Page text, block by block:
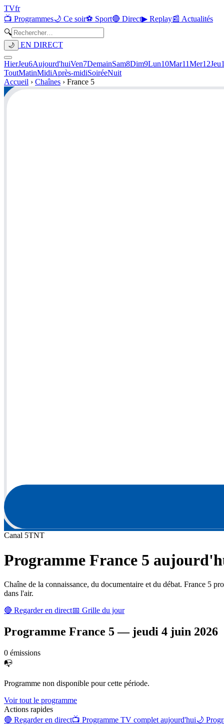
TVfr
📺 Programmes🌙 Ce soir⚽ Sport🔴 Direct▶ Replay📰 Actualités
🔍
🌙 EN DIRECT
HierJeu6Aujourd'huiVen7DemainSam8Dim9Lun10Mar11Mer12Jeu
ToutMatinMidiAprès-midiSoiréeNuit
Accueil › Chaînes › France 5
Canal 5TNT
Programme France 5
Chaîne de la connaissance, du documentaire et du débat. France 5
dans l'air.
🔴 Regarder en direct📅 Grille du jour
Programme France 5— jeudi 4 juin 2026
0 émissions
📭
Programme non disponible pour cette période.
Voir tout le programme
Actions rapides
🔴 Regarder en direct📺 Programme TV complet aujourd'hui🌙